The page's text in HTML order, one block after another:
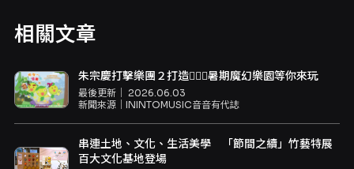
相關文章
朱宗慶打擊樂團２打造👯‍♀️✨暑期魔幻樂園等你來玩
最後更新｜ 2026.06.03
新聞來源｜ ININTOMUSIC音音有代誌
串連土地、文化、生活美學 「節間之續」竹藝特展
百大文化基地登場